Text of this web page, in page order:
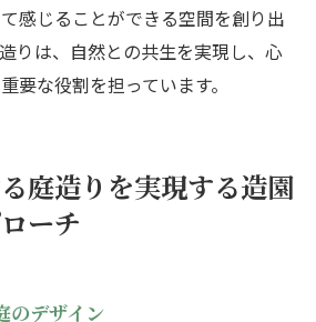
感じることができる空間を創り出
りは、自然との共生を実現し、心
要な役割を担っています。
庭造りを実現する造園
ーチ
のデザイン